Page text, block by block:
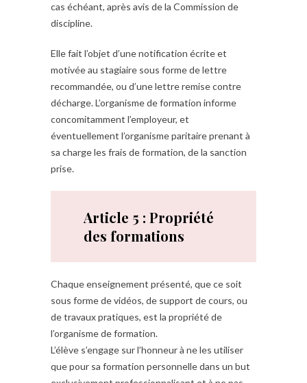
cas échéant, après avis de la Commission de
discipline.
Elle fait l’objet d’une notification écrite et
motivée au stagiaire sous forme de lettre
recommandée, ou d’une lettre remise contre
décharge. L’organisme de formation informe
concomitamment l’employeur, et
éventuellement l’organisme paritaire prenant à
sa charge les frais de formation, de la sanction
prise.
Article 5 : Propriété
des formations
Chaque enseignement présenté, que ce soit
sous forme de vidéos, de support de cours, ou
de travaux pratiques, est la propriété de
l’organisme de formation.
L’élève s’engage sur l’honneur à ne les utiliser
que pour sa formation personnelle dans un but